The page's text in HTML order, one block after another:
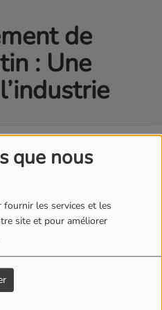
que nous
les services et les
site et pour améliorer
de
: Une